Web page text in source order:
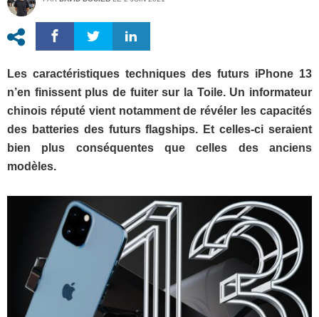
Les caractéristiques techniques des futurs iPhone 13
n’en finissent plus de fuiter sur la Toile. Un informateur
chinois réputé vient notamment de révéler les capacités
des batteries des futurs flagships. Et celles-ci seraient
bien plus conséquentes que celles des anciens
modèles.